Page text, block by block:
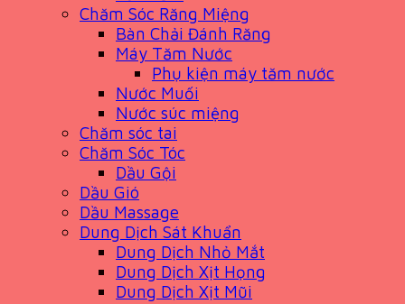
Chăm Sóc Răng Miệng
Bàn Chải Đánh Răng
Máy Tăm Nước
Phụ kiện máy tăm nước
Nước Muối
Nước súc miệng
Chăm sóc tai
Chăm Sóc Tóc
Dầu Gội
Dầu Gió
Dầu Massage
Dung Dịch Sát Khuẩn
Dung Dịch Nhỏ Mắt
Dung Dịch Xịt Họng
Dung Dịch Xịt Mũi